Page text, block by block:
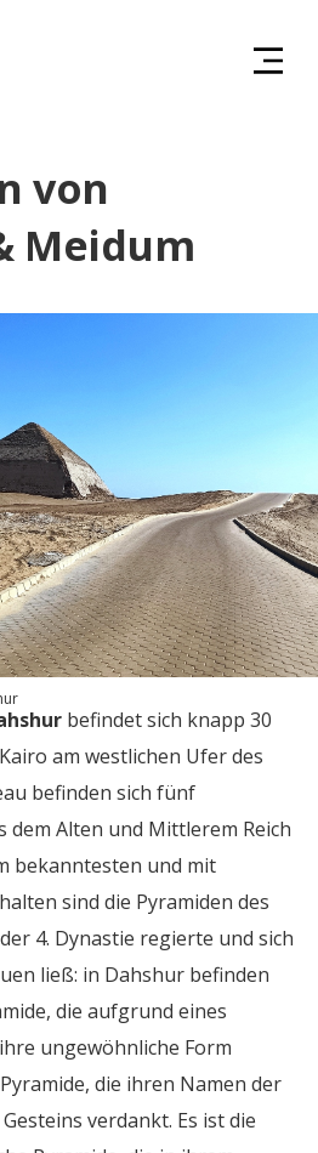
von
Meidum
befindet sich knapp 30
am westlichen Ufer des
befinden sich fünf
dem Alten und Mittlerem Reich
bekanntesten und mit
sind die Pyramiden des
4. Dynastie regierte und sich
ließ: in Dahshur befinden
die aufgrund eines
ungewöhnliche Form
die ihren Namen der
verdankt. Es ist die